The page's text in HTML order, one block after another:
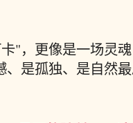
"，更像是一场灵
、是孤独、是自然